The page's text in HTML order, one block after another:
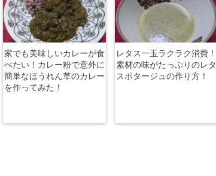
家でも美味しいカレーが食
べたい！カレー粉で意外に
簡単なほうれん草のカレー
を作ってみた！
レタス一玉ラクラク消費！
素材の味がたっぷりのレタ
スポタージュの作り方！